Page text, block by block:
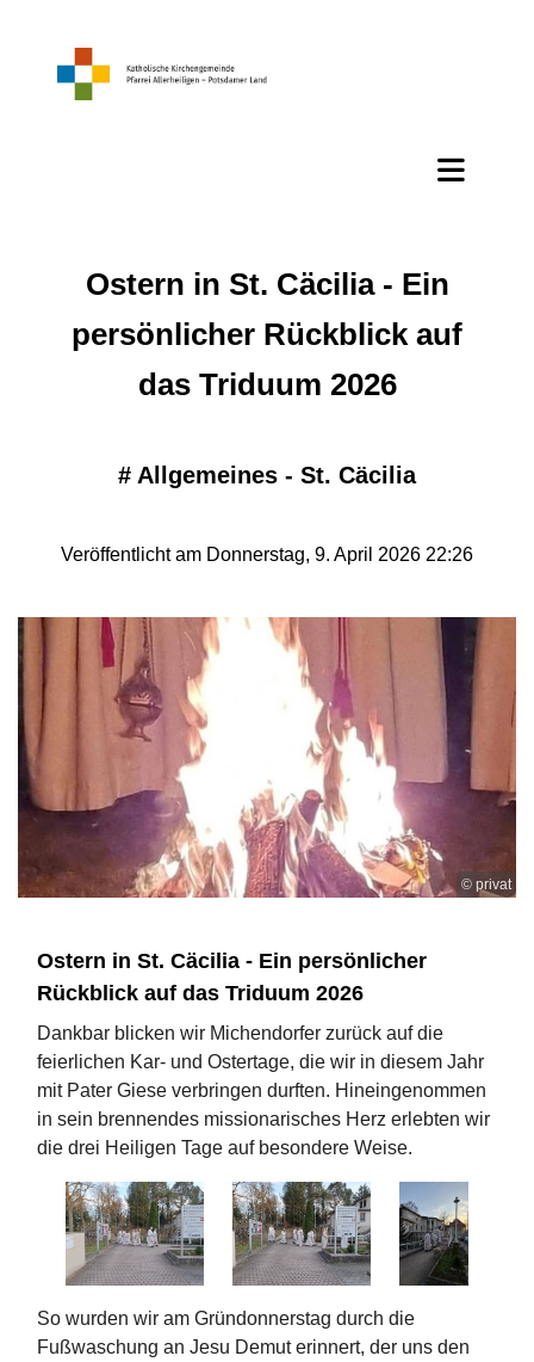
Ostern in St. Cäcilia - Ein
persönlicher Rückblick auf
das Triduum 2026
# Allgemeines - St. Cäcilia
Veröffentlicht am Donnerstag, 9. April 2026 22:26
© privat
Ostern in St. Cäcilia - Ein persönlicher
Rückblick auf das Triduum 2026
Dankbar blicken wir Michendorfer zurück auf die
feierlichen Kar- und Ostertage, die wir in diesem Jahr
mit Pater Giese verbringen durften. Hineingenommen
in sein brennendes missionarisches Herz erlebten wir
die drei Heiligen Tage auf besondere Weise.
So wurden wir am Gründonnerstag durch die
Fußwaschung an Jesu Demut erinnert, der uns den